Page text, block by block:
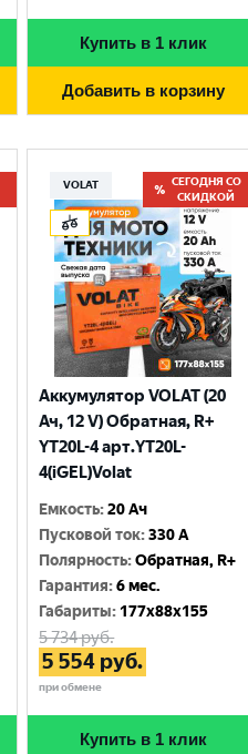
Купить в 1 клик
Добавить в корзину
VOLAT
СЕГОДНЯ СО
СКИДКОЙ
Аккумулятор VOLAT (20
Ач, 12 V) Обратная, R+
YT20L-4 арт.YT20L-
4(iGEL)Volat
Емкость:20 Ач
Пусковой ток:330 A
Полярность:Обратная, R+
Гарантия:6 мес.
Габариты: 177x88x155
5 734руб.
5 554 руб.
при обмене
Купить в 1 клик